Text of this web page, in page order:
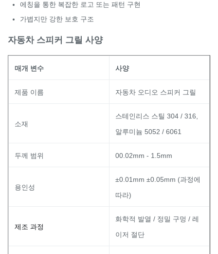
에칭을 통한 복잡한 로고 또는 패턴 구현
가볍지만 강한 보호 구조
자동차 스피커 그릴 사양
매개 변수 사양
제품 이름 자동차 오디오 스피커 그릴
소재
스테인리스 스틸 304 / 316,
알루미늄 5052 / 6061
두께 범위 00.02mm - 1.5mm
용인성
±0.01mm ±0.05mm (과정에
따라)
제조 과정
화학적 발열 / 정밀 구멍 / 레
이저 절단